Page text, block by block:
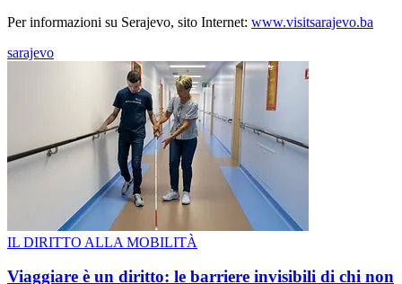
Per informazioni su Serajevo, sito Internet: www.visitsarajevo.ba
sarajevo
IL DIRITTO ALLA MOBILITÀ
Viaggiare è un diritto: le barriere invisibili di chi non